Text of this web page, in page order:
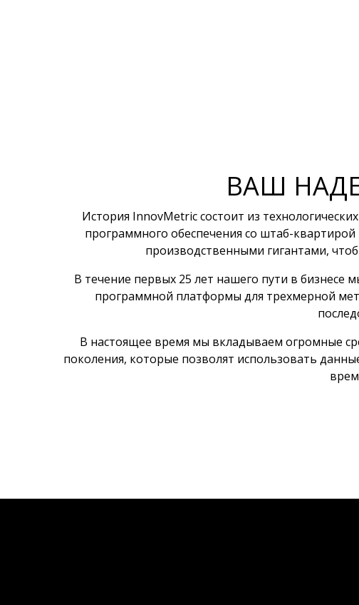
ВАШ
История InnovMetric состоит из
программного обеспечения со штаб-
производственными гигантами,
В течение первых 25 лет нашего пути в
программной платформы для трехмерной
В настоящее время мы вкладываем огромные
поколения, которые позволят использовать